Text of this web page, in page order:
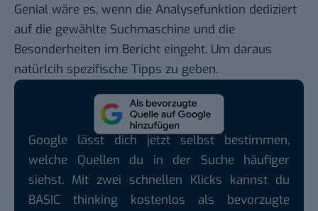
Genial wäre es, wenn die Analysefunktion dediziert
auf die gewählte Suchmaschine und die
Besonderheiten im Bericht eingeht. Um daraus
natürlcih spezifische Tipps zu geben.
Google lässt dich jetzt selbst bestimmen,
welche Quellen du in der Suche häufiger
siehst. Mit zwei schnellen Klicks kannst du
BASIC thinking kostenlos als bevorzugte